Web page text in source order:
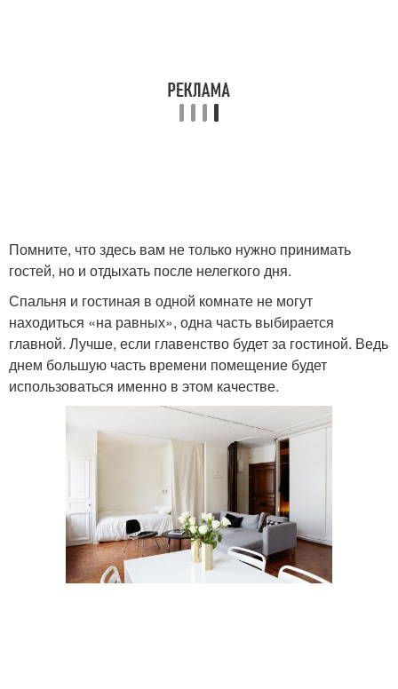
Помните, что здесь вам не только нужно принимать
гостей, но и отдыхать после нелегкого дня.
Спальня и гостиная в одной комнате не могут
находиться «на равных», одна часть выбирается
главной. Лучше, если главенство будет за гостиной. Ведь
днем большую часть времени помещение будет
использоваться именно в этом качестве.